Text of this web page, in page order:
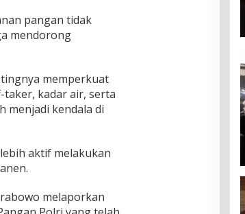
pangan tidak
mendorong
memperkuat
taker, kadar air, serta
menjadi kendala di
aktif melakukan
melaporkan